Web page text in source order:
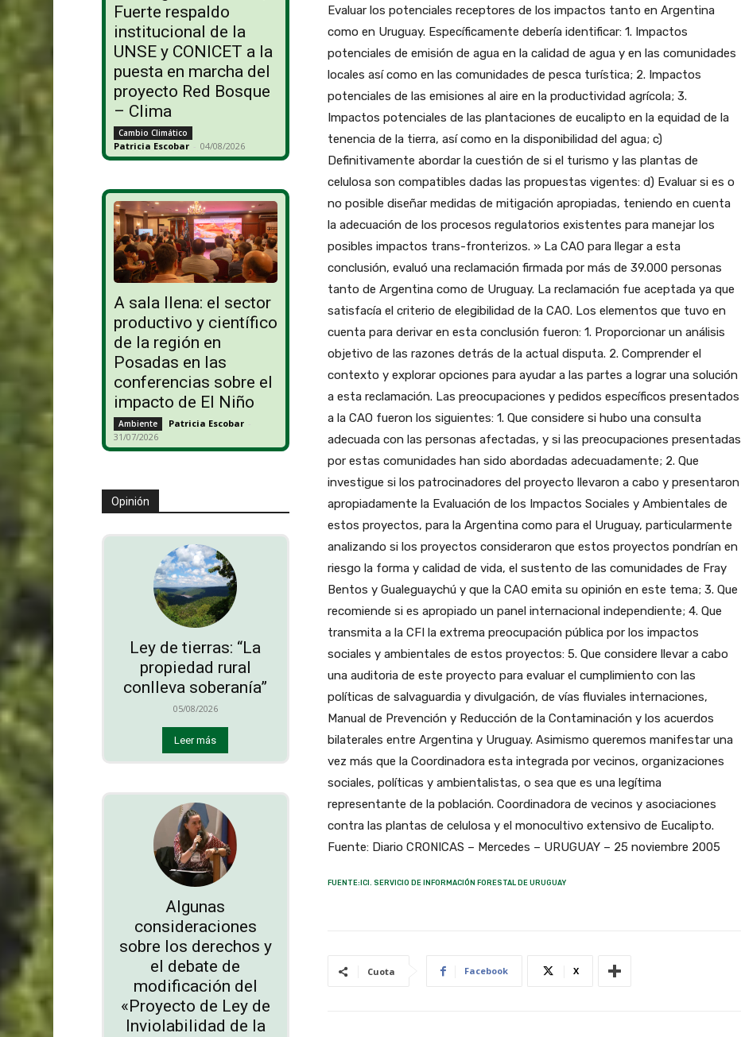
Fuerte respaldo
institucional de la
UNSE y CONICET a la
puesta en marcha del
proyecto Red Bosque
– Clima
Cambio Climático
Patricia Escobar - 04/08/2026
A sala llena: el sector
productivo y científico
de la región en
Posadas en las
conferencias sobre el
impacto de El Niño
Ambiente Patricia Escobar -
31/07/2026
Opinión
Ley de tierras: “La
propiedad rural
conlleva soberanía”
05/08/2026
Leer más
Algunas
consideraciones
sobre los derechos y
el debate de
modificación del
«Proyecto de Ley de
Inviolabilidad de la
Evaluar los potenciales receptores de los impactos tanto en Argentina
como en Uruguay. Específicamente debería identificar: 1. Impactos
potenciales de emisión de agua en la calidad de agua y en las comunidades
locales así como en las comunidades de pesca turística; 2. Impactos
potenciales de las emisiones al aire en la productividad agrícola; 3.
Impactos potenciales de las plantaciones de eucalipto en la equidad de la
tenencia de la tierra, así como en la disponibilidad del agua; c)
Definitivamente abordar la cuestión de si el turismo y las plantas de
celulosa son compatibles dadas las propuestas vigentes: d) Evaluar si es o
no posible diseñar medidas de mitigación apropiadas, teniendo en cuenta
la adecuación de los procesos regulatorios existentes para manejar los
posibles impactos trans-fronterizos. » La CAO para llegar a esta
conclusión, evaluó una reclamación firmada por más de 39.000 personas
tanto de Argentina como de Uruguay. La reclamación fue aceptada ya que
satisfacía el criterio de elegibilidad de la CAO. Los elementos que tuvo en
cuenta para derivar en esta conclusión fueron: 1. Proporcionar un análisis
objetivo de las razones detrás de la actual disputa. 2. Comprender el
contexto y explorar opciones para ayudar a las partes a lograr una solución
a esta reclamación. Las preocupaciones y pedidos específicos presentados
a la CAO fueron los siguientes: 1. Que considere si hubo una consulta
adecuada con las personas afectadas, y si las preocupaciones presentadas
por estas comunidades han sido abordadas adecuadamente; 2. Que
investigue si los patrocinadores del proyecto llevaron a cabo y presentaron
apropiadamente la Evaluación de los Impactos Sociales y Ambientales de
estos proyectos, para la Argentina como para el Uruguay, particularmente
analizando si los proyectos consideraron que estos proyectos pondrían en
riesgo la forma y calidad de vida, el sustento de las comunidades de Fray
Bentos y Gualeguaychú y que la CAO emita su opinión en este tema; 3. Que
recomiende si es apropiado un panel internacional independiente; 4. Que
transmita a la CFI la extrema preocupación pública por los impactos
sociales y ambientales de estos proyectos: 5. Que considere llevar a cabo
una auditoria de este proyecto para evaluar el cumplimiento con las
políticas de salvaguardia y divulgación, de vías fluviales internaciones,
Manual de Prevención y Reducción de la Contaminación y los acuerdos
bilaterales entre Argentina y Uruguay. Asimismo queremos manifestar una
vez más que la Coordinadora esta integrada por vecinos, organizaciones
sociales, políticas y ambientalistas, o sea que es una legítima
representante de la población. Coordinadora de vecinos y asociaciones
contra las plantas de celulosa y el monocultivo extensivo de Eucalipto.
Fuente: Diario CRONICAS – Mercedes – URUGUAY – 25 noviembre 2005
FUENTE:ICI. SERVICIO DE INFORMACIÓN FORESTAL DE URUGUAY
Cuota Facebook X